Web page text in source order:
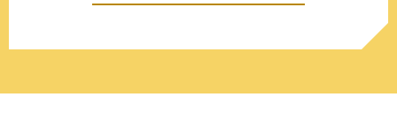
3. プライバシー尊重